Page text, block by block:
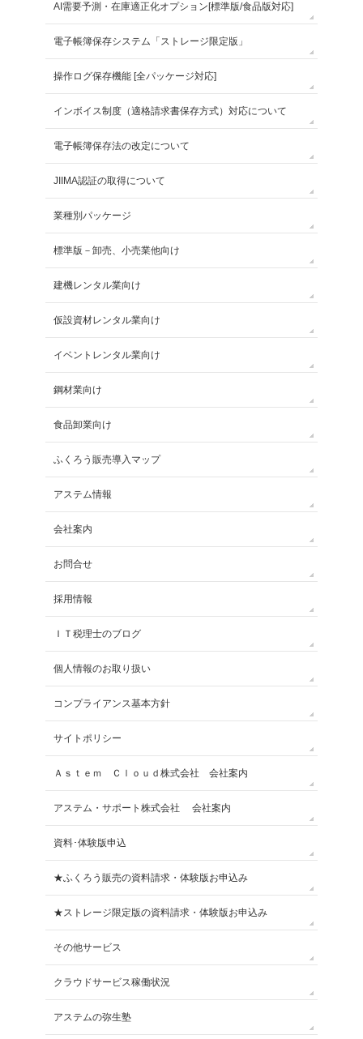
AI需要予測・在庫適正化オプション[標準版/食品版対応]
電子帳簿保存システム「ストレージ限定版」
操作ログ保存機能 [全パッケージ対応]
インボイス制度（適格請求書保存方式）対応について
電子帳簿保存法の改定について
JIIMA認証の取得について
業種別パッケージ
標準版－卸売、小売業他向け
建機レンタル業向け
仮設資材レンタル業向け
イベントレンタル業向け
鋼材業向け
食品卸業向け
ふくろう販売導入マップ
アステム情報
会社案内
お問合せ
採用情報
ＩＴ税理士のブログ
個人情報のお取り扱い
コンプライアンス基本方針
サイトポリシー
Ａｓｔｅｍ Ｃｌｏｕｄ株式会社 会社案内
アステム・サポート株式会社 会社案内
資料･体験版申込
★ふくろう販売の資料請求・体験版お申込み
★ストレージ限定版の資料請求・体験版お申込み
その他サービス
クラウドサービス稼働状況
アステムの弥生塾